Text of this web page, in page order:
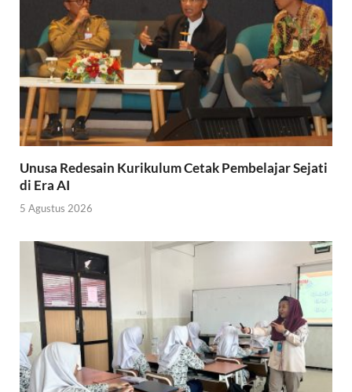
Unusa Redesain Kurikulum Cetak Pembelajar Sejati
di Era AI
5 Agustus 2026